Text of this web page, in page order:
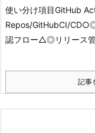
使い分け項目GitHub
Repos/GitHubCI/
認フロー△◎リリース
記事